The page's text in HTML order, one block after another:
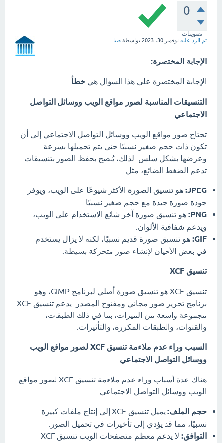
0
تصويتات
تم الرد عليه نوفمبر 30، 2023 بواسطة صبا
الإجابة المختصرة:
الإجابة المختصرة على هذا السؤال هي خطأ
التنسيقات المناسبة لصور مواقع الويب ووسائل التواصل
الاجتماعي
تحتاج صور مواقع الويب ووسائل التواصل الاجتماعي إلى أن
تكون ذات حجم صغير نسبيًا حتى يتم تحميلها بسرعة
وعرضها بشكل سلس. لذلك، يُنصح بحفظ الصور بتنسيقات
تدعم الضغط الضائع، مثل:
JPEG: هو تنسيق الصورة الأكثر شيوعًا على الويب، ويوفر
جودة صورة جيدة مع حجم صغير نسبيًا.
PNG: هو تنسيق صورة آخر شائع الاستخدام على الويب،
ويدعم شفافية الألوان.
GIF: هو تنسيق صورة قديم نسبيًا، لكنه لا يزال يستخدم
في بعض الأحيان لإنشاء صور متحركة بسيطة.
تنسيق XCF
تنسيق XCF هو تنسيق صورة أصلي لبرنامج GIMP، وهو
برنامج تحرير صور مجاني ومفتوح المصدر. يدعم تنسيق XCF
مجموعة واسعة من الميزات، بما في ذلك الطبقات،
والقنوات، والطبقات المكررة، والتأثيرات.
السبب وراء عدم ملاءمة تنسيق XCF لصور مواقع الويب
ووسائل التواصل الاجتماعي
هناك عدة أسباب وراء عدم ملاءمة تنسيق XCF لصور مواقع
الويب ووسائل التواصل الاجتماعي:
حجم الملف:
يميل تنسيق XCF إلى إنتاج ملفات كبيرة
نسبيًا، مما قد يؤدي إلى تأخيرات في تحميل الصور.
التوافق: لا يدعم معظم متصفحات الويب تنسيق XCF